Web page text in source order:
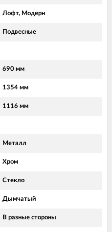
Лофт, Модерн
Подвесные
690 мм
1354 мм
1116 мм
Металл
Хром
Стекло
Дымчатый
В разные стороны